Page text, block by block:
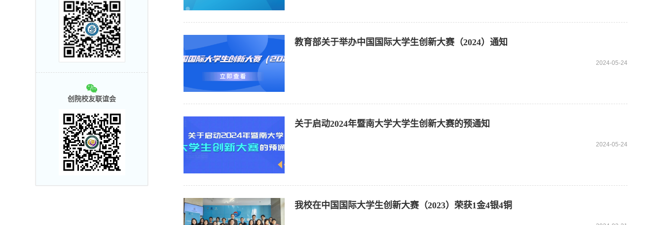
创院校友联谊会
教育部关于举办中国国际大学生创新大赛（2024）通知
2024-05-24
关于启动2024年暨南大学大学生创新大赛的预通知
2024-05-24
我校在中国国际大学生创新大赛（2023）荣获1金4银4铜